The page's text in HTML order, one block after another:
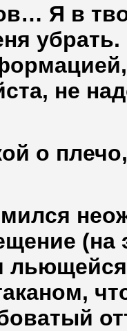
Я в
не
о
(на